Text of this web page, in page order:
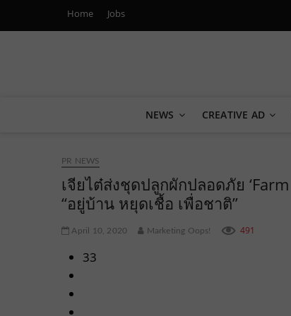
Home Jobs
Marketing Oops!
NEWS CREATIVE AD
PR NEWS
เจียไต๋ส่งชุดปลูกผักปลอดภัย
“อยู่บ้าน หยุดเชื้อ เพื่อชาติ”
April 10, 2020 Marketing Oops! 491
33